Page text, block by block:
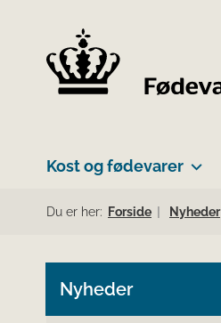
Kost og fødevarer
Du er her: Forside Nyheder
Nyheder